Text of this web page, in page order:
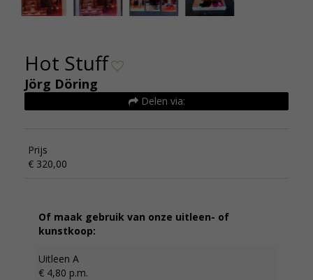
Hot Stuff
Jörg Döring
Delen via:
Prijs
€ 320,00
Of maak gebruik van onze uitleen- of
kunstkoop:
Uitleen A
€ 4,80 p.m.